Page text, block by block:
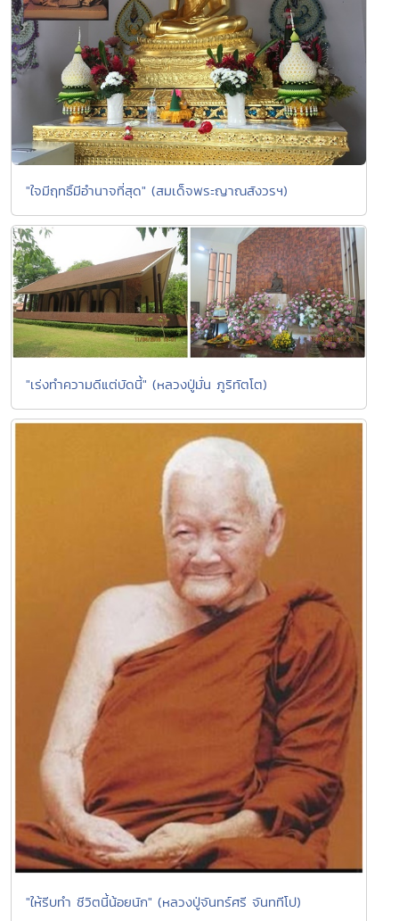
"ใจมีฤทธิ์มีอำนาจที่สุด" (สมเด็จพระญาณสังวรฯ)
"เร่งทำความดีแต่บัดนี้" (หลวงปู่มั่น ภูริทัตโต)
"ให้รีบทำ ชีวิตนี้น้อยนัก" (หลวงปู่จันทร์ศรี จันททีโป)